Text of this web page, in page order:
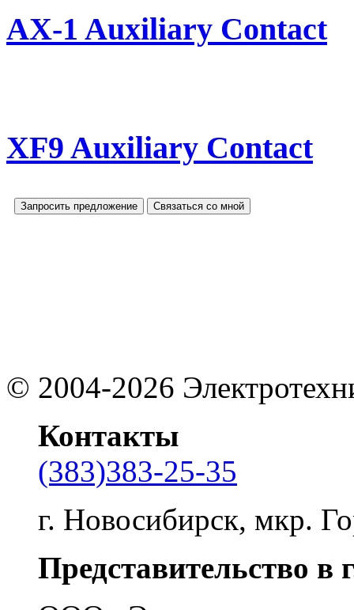
AX-1 Auxiliary Contact
XF9 Auxiliary Contact
Запросить предложение Связаться со мной
© 2004-2026
Контакты
(383)383-25-35
г. Новосибирск, мкр.
Представительство в